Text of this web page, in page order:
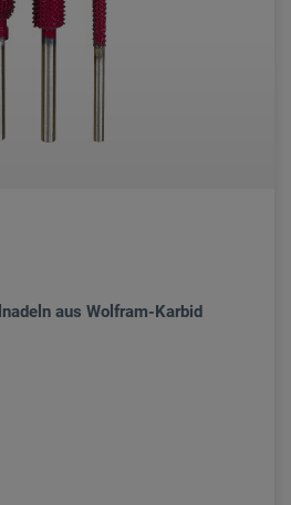
aus Wolfram-Karbid